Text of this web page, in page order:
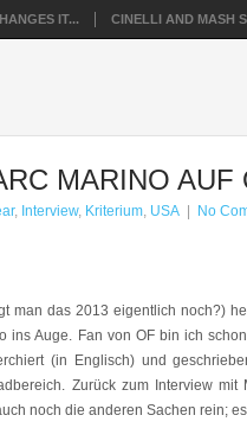
IT... CINELLI AND MASH
MARINO AUF
, Interview, Kriterium, USA No
man das 2013 eigentlich noch?)
ins Auge. Fan von OF bin ich
(in Englisch) und
Zurück zum Interview mit
noch die anderen Sachen rein;